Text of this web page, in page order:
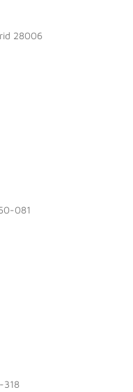
28006
081
318